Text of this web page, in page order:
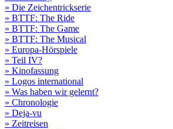
» Die Zeichentrickserie
» BTTF: The Ride
» BTTF: The Game
» BTTF: The Musical
» Europa-Hörspiele
» Teil IV?
» Kinofassung
» Logos international
» Was haben wir gelernt?
» Chronologie
» Deja-vu
» Zeitreisen